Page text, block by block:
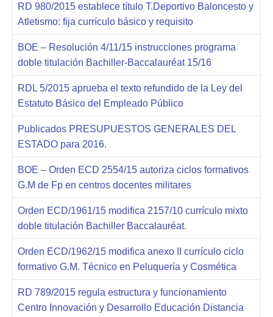
RD 980/2015 establece título T.Deportivo Baloncesto y
Atletismo: fija currículo básico y requisito
BOE – Resolución 4/11/15 instrucciones programa
doble titulación Bachiller-Baccalauréat 15/16
RDL 5/2015 aprueba el texto refundido de la Ley del
Estatuto Básico del Empleado Público
Publicados PRESUPUESTOS GENERALES DEL
ESTADO para 2016.
BOE – Orden ECD 2554/15 autoriza ciclos formativos
G.M de Fp en centros docentes militares
Orden ECD/1961/15 modifica 2157/10 currículo mixto
doble titulación Bachiller Baccalauréat.
Orden ECD/1962/15 modifica anexo II currículo ciclo
formativo G.M. Técnico en Peluquería y Cosmética
RD 789/2015 regula estructura y funcionamiento
Centro Innovación y Desarrollo Educación Distancia